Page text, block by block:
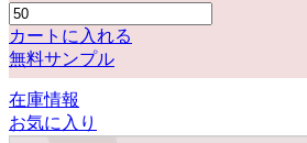
カートに入れる
無料サンプル
在庫情報
お気に入り